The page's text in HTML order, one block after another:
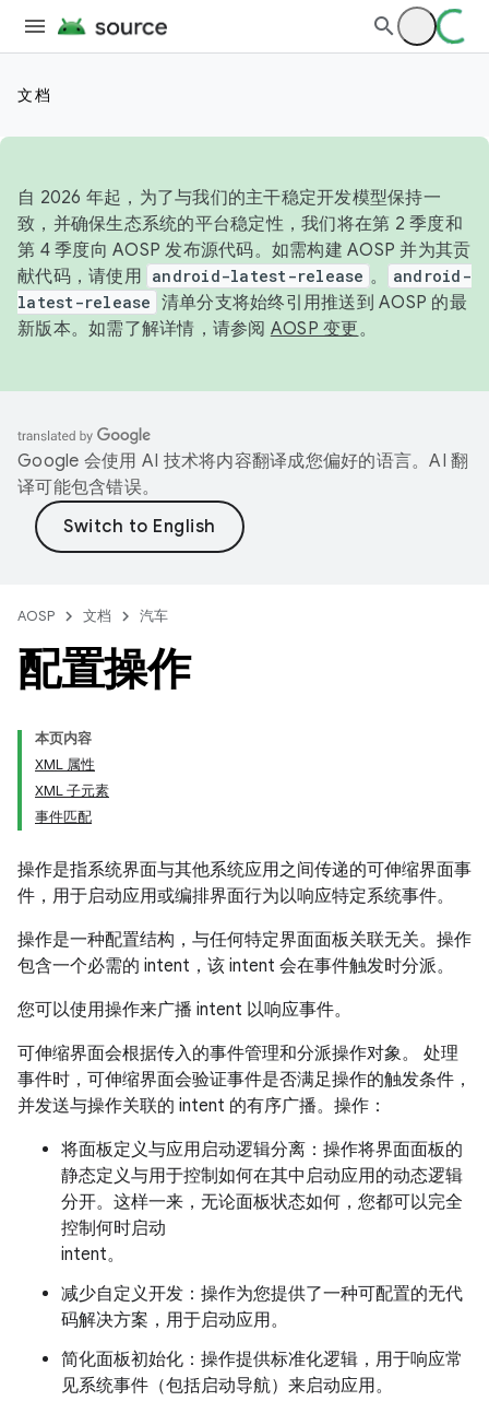
文档
自 2026 年起，为了与我们的主干稳定开发模型保持一
致，并确保生态系统的平台稳定性，我们将在第 2 季度和
第 4 季度向 AOSP 发布源代码。如需构建 AOSP 并为其贡
献代码，请使用 android-latest-release 。
android-
latest-release 清单分支将始终引用推送到 AOSP 的最
新版本。如需了解详情，请参阅 AOSP 变更。
Google 会使用 AI 技术将内容翻译成您偏好的语言。AI 翻
译可能包含错误。
AOSP 文档 汽车
配置操作
本页内容
XML 属性
XML 子元素
事件匹配
操作是指系统界面与其他系统应用之间传递的可伸缩界面事
件，用于启动应用或编排界面行为以响应特定系统事件。
操作是一种配置结构，与任何特定界面面板关联无关。操作
包含一个必需的 intent，该 intent 会在事件触发时分派。
您可以使用操作来广播 intent 以响应事件。
可伸缩界面会根据传入的事件管理和分派操作对象。 处理
事件时，可伸缩界面会验证事件是否满足操作的触发条件，
并发送与操作关联的 intent 的有序广播。操作：
将面板定义与应用启动逻辑分离：操作将界面面板的
静态定义与用于控制如何在其中启动应用的动态逻辑
分开。这样一来，无论面板状态如何，您都可以完全
控制何时启动
intent。
减少自定义开发：操作为您提供了一种可配置的无代
码解决方案，用于启动应用。
简化面板初始化：操作提供标准化逻辑，用于响应常
见系统事件（包括启动导航）来启动应用。